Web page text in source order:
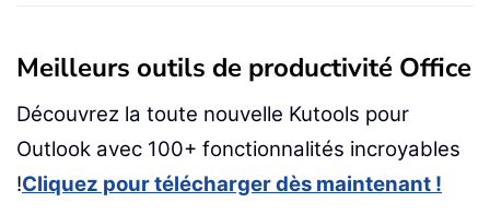
Meilleurs outils de productivité Office
Découvrez la toute nouvelle Kutools pour
Outlook avec 100+ fonctionnalités incroyables
!Cliquez pour télécharger dès maintenant !